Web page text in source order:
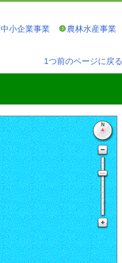
中小企業事業 農林水産事業
1つ前のページに戻る